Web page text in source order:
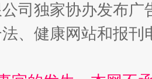
公司独家协办发布
、健康网站和报